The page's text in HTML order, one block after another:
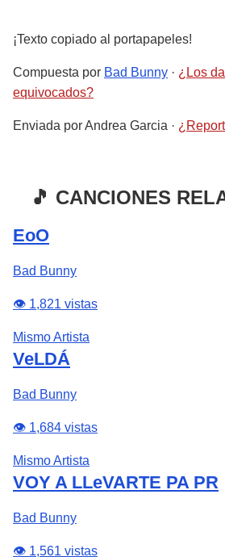
¡Texto copiado al portapapeles!
Compuesta por Bad Bunny · ¿Los
equivocados?
Enviada porAndrea Garcia ·
🎵 CANCIONES
EoO
Bad Bunny
👁️ 1,821 vistas
Mismo Artista
VeLDÁ
Bad Bunny
👁️ 1,684 vistas
Mismo Artista
VOY A LLeVARTE PA PR
Bad Bunny
👁️ 1,561 vistas